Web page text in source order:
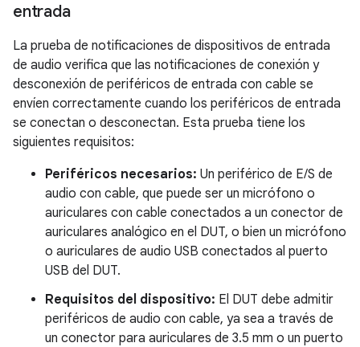
entrada
La prueba de notificaciones de dispositivos de entrada
de audio verifica que las notificaciones de conexión y
desconexión de periféricos de entrada con cable se
envíen correctamente cuando los periféricos de entrada
se conectan o desconectan. Esta prueba tiene los
siguientes requisitos:
Periféricos necesarios: Un periférico de E/S de
audio con cable, que puede ser un micrófono o
auriculares con cable conectados a un conector de
auriculares analógico en el DUT, o bien un micrófono
o auriculares de audio USB conectados al puerto
USB del DUT.
Requisitos del dispositivo: El DUT debe admitir
periféricos de audio con cable, ya sea a través de
un conector para auriculares de 3.5 mm o un puerto